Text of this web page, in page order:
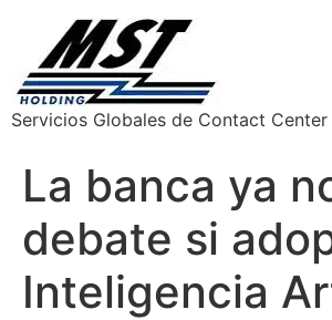
Servicios Globales de Contact Center
La banca ya
debate si
Inteligencia